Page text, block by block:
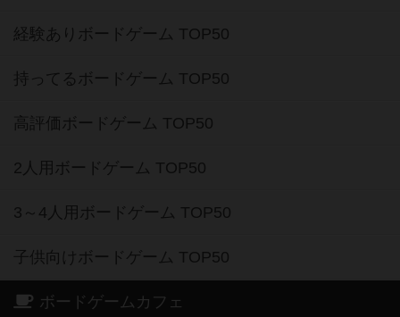
経験ありボードゲーム TOP50
持ってるボードゲーム TOP50
高評価ボードゲーム TOP50
2人用ボードゲーム TOP50
3～4人用ボードゲーム TOP50
子供向けボードゲーム TOP50
ボードゲームカフェ